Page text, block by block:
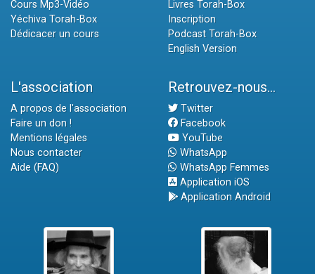
Cours Mp3-Vidéo
Yéchiva Torah-Box
Dédicacer un cours
Livres Torah-Box
Inscription
Podcast Torah-Box
English Version
L'association
A propos de l'association
Faire un don !
Mentions légales
Nous contacter
Aide (FAQ)
Retrouvez-nous...
Twitter
Facebook
YouTube
WhatsApp
WhatsApp Femmes
Application iOS
Application Android